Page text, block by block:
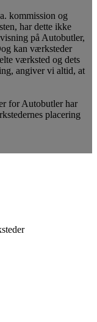
kommission og
har dette ikke
på Autobutler,
kan værksteder
værksted og dets
angiver vi altid, at
for Autobutler har
placering